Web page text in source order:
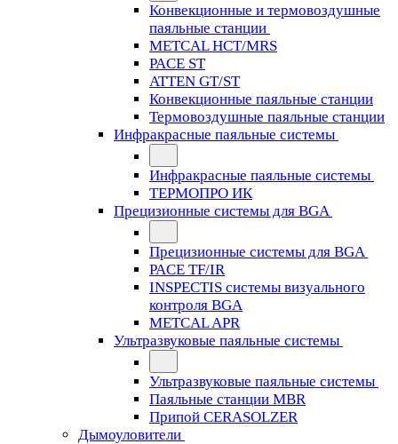
Конвекционные и термовоздушные
паяльные станции
METCAL HCT/MRS
PACE ST
ATTEN GT/ST
Конвекционные паяльные станции
Термовоздушные паяльные станции
Инфракрасные паяльные системы
Инфракрасные паяльные системы
ТЕРМОПРО ИК
Прецизионные системы для BGA
Прецизионные системы для BGA
PACE TF/IR
INSPECTIS системы визуального
контроля BGA
METCAL APR
Ультразвуковые паяльные системы
Ультразвуковые паяльные системы
Паяльные станции MBR
Припой CERASOLZER
Дымоуловители